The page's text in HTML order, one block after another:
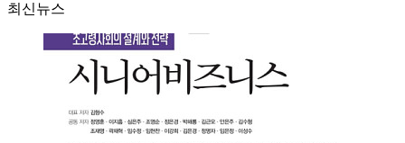
최신뉴스